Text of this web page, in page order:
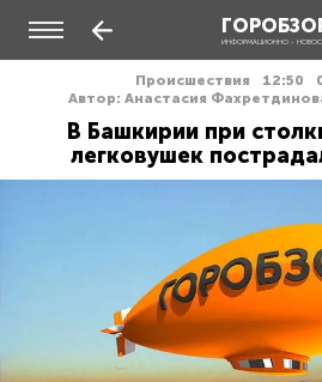
ИНФОРМАЦИОННО -
Происшествия 12:50
Автор: Анастасия
В Башкирии при
легковушек